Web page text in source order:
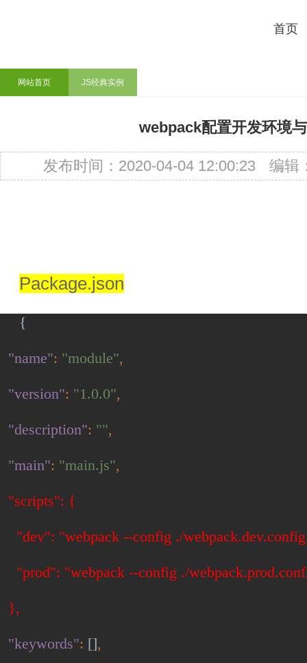
首页
网站首页 JS经典实例
webpack配置开发环境
发布时间：2020-04-04 12:00:23 编辑
Package.json
{
"name": "module",
"version": "1.0.0",
"description": "",
"main": "main.js",
"scripts": {
"dev": "webpack --config ./
"prod": "webpack --config ./
},
"keywords": [],